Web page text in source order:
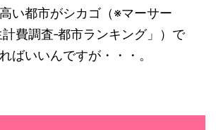
い都市がシカゴ（※マーサー
計費調査‐都市ランキング」）で
ばいいんですが・・・。